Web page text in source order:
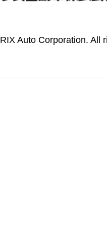
Auto Corporation. All